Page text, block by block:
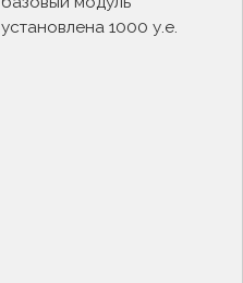
установлена 1000 у.е.